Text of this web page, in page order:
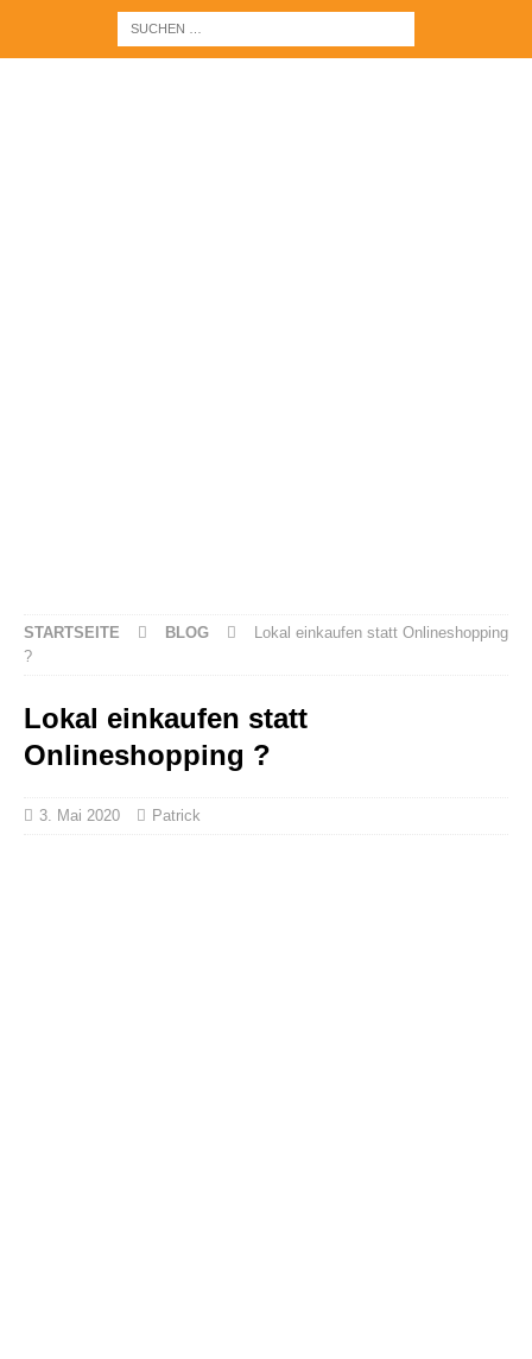
STARTSEITE BLOG
Lokal einkaufen statt Onlineshopping
?
Lokal einkaufen statt
Onlineshopping ?
3. Mai 2020 Patrick